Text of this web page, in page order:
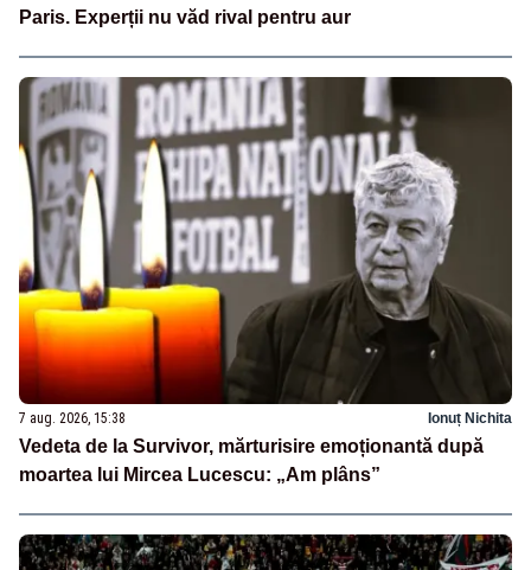
Paris. Experții nu văd rival pentru aur
7 aug. 2026, 15:38 Ionuț Nichita
Vedeta de la Survivor, mărturisire emoționantă după
moartea lui Mircea Lucescu: „Am plâns”